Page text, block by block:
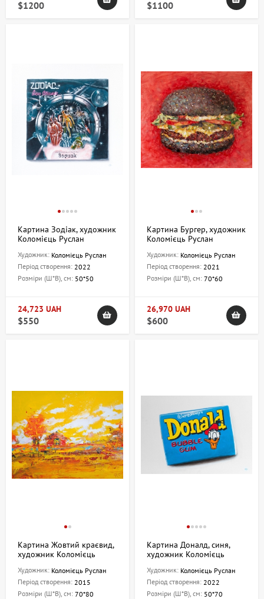
$1200 $1100
Картина Зодіак, художник
Коломієць Руслан
Художник: Коломієць Руслан
Період створення: 2022
Розміри (Ш*В), см: 50*50
24,723 UAH
$550
Картина Бургер, художник
Коломієць Руслан
Художник: Коломієць Руслан
Період створення: 2021
Розміри (Ш*В), см: 70*60
26,970 UAH
$600
Картина Жовтий краєвид,
художник Коломієць
Художник: Коломієць Руслан
Період створення: 2015
Розміри (Ш*В), см: 70*80
Картина Доналд, синя,
художник Коломієць
Художник: Коломієць Руслан
Період створення: 2022
Розміри (Ш*В), см: 50*70